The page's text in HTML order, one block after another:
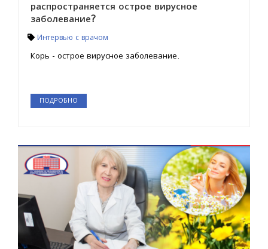
распространяется острое вирусное
заболевание?
Интервью с врачом
Корь - острое вирусное заболевание.
ПОДРОБНО